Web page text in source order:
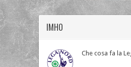
IMHO
Che cosa fa la